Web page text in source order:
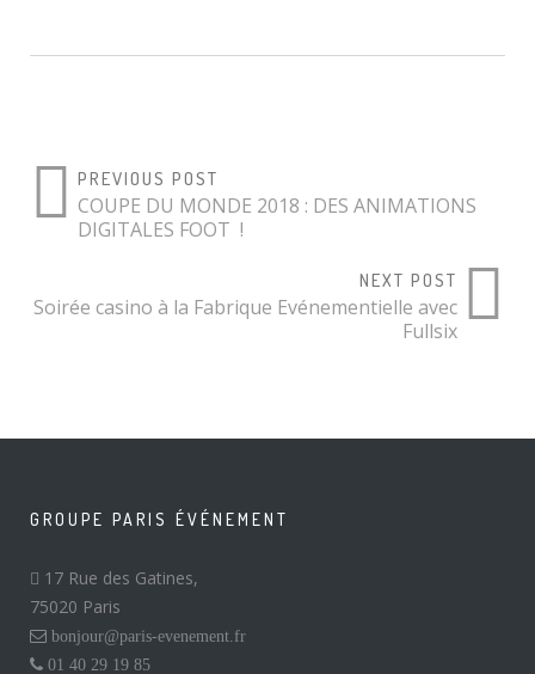
PREVIOUS POST
COUPE DU MONDE 2018 : DES ANIMATIONS
DIGITALES FOOT !
NEXT POST
Soirée casino à la Fabrique Evénementielle avec
Fullsix
GROUPE PARIS ÉVÉNEMENT
17 Rue des Gatines,
75020 Paris
bonjour@paris-evenement.fr
01 40 29 19 85